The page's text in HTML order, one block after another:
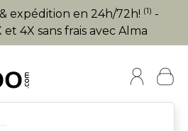
expédition en 24h/72h! (1) -
4X sans frais avec Alma